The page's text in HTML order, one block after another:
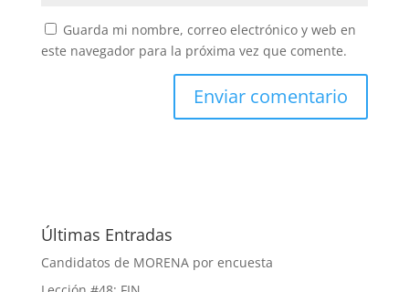
Guarda mi nombre, correo electrónico y web en
este navegador para la próxima vez que comente.
Últimas Entradas
Candidatos de MORENA por encuesta